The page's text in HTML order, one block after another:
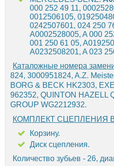
000 252 49 11,
0012506105,
0242507601, 024 250
A0002528005, A 000
001 250 61 05,
A0232508201, A 023
Каталожные номера
824, 3000951824, A.Z.
BORG & BECK HK2303,
962352, QUINTON HAZELL
GROUP WG2212932.
КОМПЛЕКТ СЦЕПЛЕНИЯ
Корзину.
Диск сцепления.
Количество зубьев - 26,